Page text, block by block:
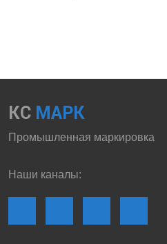
КС МАРК
Промышленная маркировка
Наши каналы: